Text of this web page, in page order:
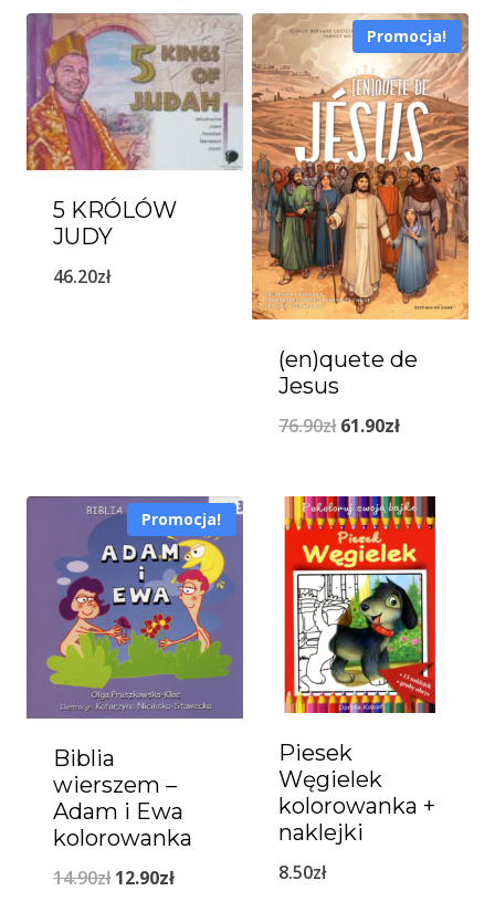
5 KRÓLÓW
JUDY
46.20zł
Promocja!
(en)quete de
Jesus
76.90zł Pierwotna
wynosiła:
76.90zł.
61.90złAktualna
wynosi:
61.90zł.
Promocja!
Biblia
wierszem –
Adam i Ewa
kolorowanka
14.90zł Pierwotna
12.90złAktualna
Piesek
Węgielek
kolorowanka +
naklejki
8.50zł